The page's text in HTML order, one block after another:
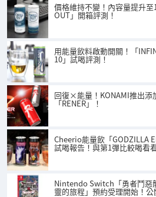
價格維持不變！內容量提升至
OUT」開箱評測！
用能量飲料啟動開關！「
10」試喝評測！
回復×能量！KONAMI推出添
「RENER」！
Cheerio能量飲「GODZILLA
試喝報告！與第1彈比較喝看
Nintendo Switch「勇者鬥惡
靈的旅程」預約受理開始！